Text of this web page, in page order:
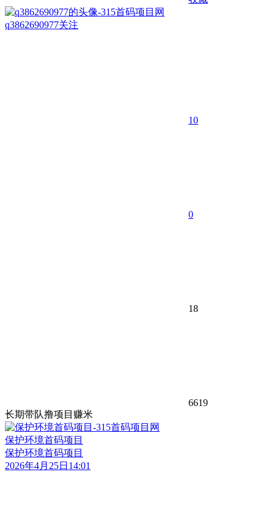
q3862690977关注
10
0
18
6619
长期带队撸项目赚米
保护环境首码项目
保护环境首码项目
2026年4月25日14:01